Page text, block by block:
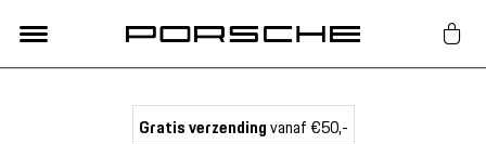
Gratis verzendingvanaf €50,-